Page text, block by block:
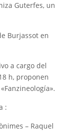
Guterfes, un
Burjassot en
a cargo del
h, proponen
:
– Raquel